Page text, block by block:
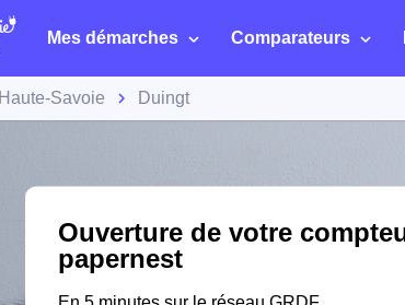
Mes démarches Comparateurs
Haute-Savoie Duingt